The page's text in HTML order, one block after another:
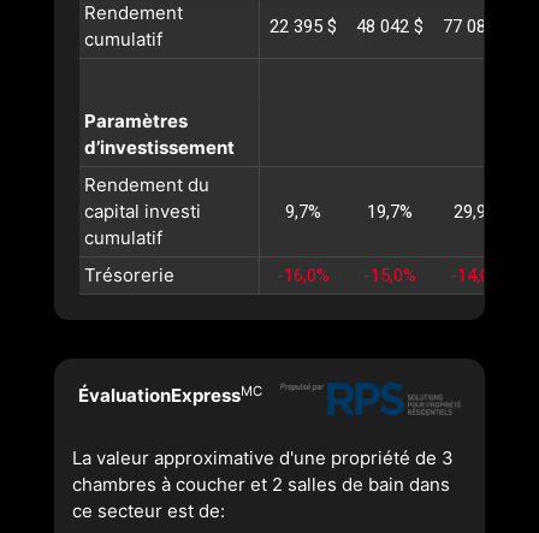
Rendement
cumulatif
22 395 $ 48 042 $ 77 085 $
Paramètres
d’investissement
Rendement du
capital investi
cumulatif
9,7% 19,7% 29,9%
Trésorerie -16,0% -15,0% -14,0%
ÉvaluationExpressMC
La valeur approximative d'une propriété de 3
chambres à coucher et 2 salles de bain dans
ce secteur est de: